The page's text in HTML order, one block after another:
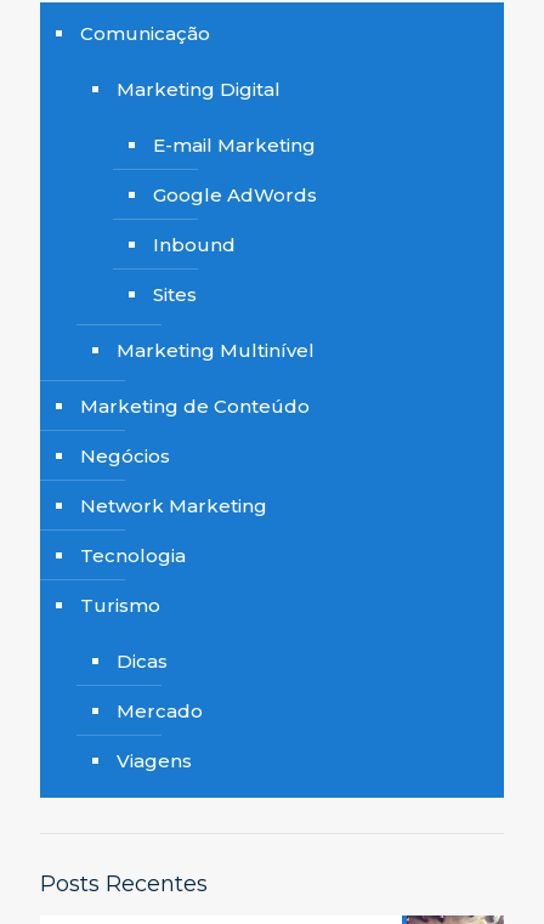
Comunicação
Marketing Digital
E-mail Marketing
Google AdWords
Inbound
Sites
Marketing Multinível
Marketing de Conteúdo
Negócios
Network Marketing
Tecnologia
Turismo
Dicas
Mercado
Viagens
Posts Recentes